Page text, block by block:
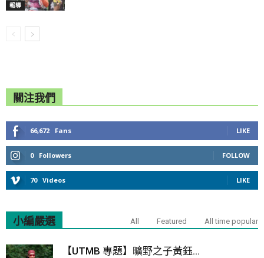
報導
關注我們
66,672 Fans LIKE
0 Followers FOLLOW
70 Videos LIKE
小編嚴選 All Featured All time popular
【UTMB 專題】曠野之子黃鈺...